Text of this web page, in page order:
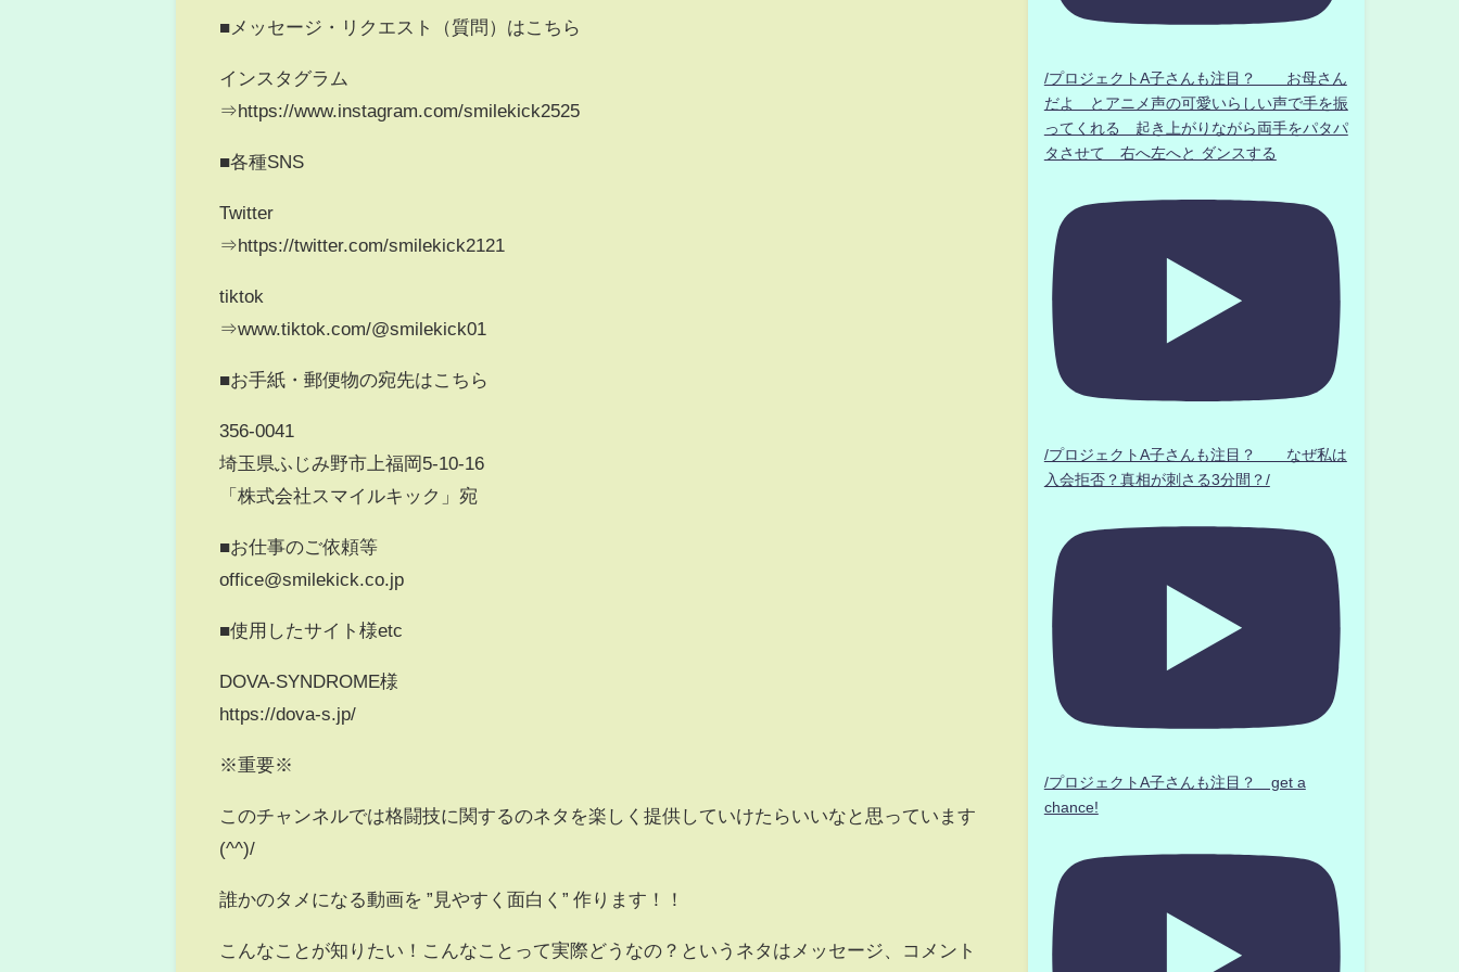
■メッセージ・リクエスト（質問）はこちら
インスタグラム
⇒https://www.instagram.com/smilekick2525
■各種SNS
Twitter
⇒https://twitter.com/smilekick2121
tiktok
⇒www.tiktok.com/@smilekick01
■お手紙・郵便物の宛先はこちら
356-0041
埼玉県ふじみ野市上福岡5-10-16
「株式会社スマイルキック」宛
■お仕事のご依頼等
office@smilekick.co.jp
■使用したサイト様etc
DOVA-SYNDROME様
https://dova-s.jp/
※重要※
このチャンネルでは格闘技に関するのネタを楽しく提供していけたらいいなと思っています
(^^)/
誰かのタメになる動画を ”見やすく面白く” 作ります！！
こんなことが知りたい！こんなことって実際どうなの？というネタはメッセージ、コメント
/プロジェクトA子さんも注目？ お母さん
だよ とアニメ声の可愛いらしい声で手を振
ってくれる 起き上がりながら両手をパタパ
タさせて 右へ左へと ダンスする
/プロジェクトA子さんも注目？ なぜ私は
入会拒否？真相が刺さる3分間？/
/プロジェクトA子さんも注目？ get a
chance!